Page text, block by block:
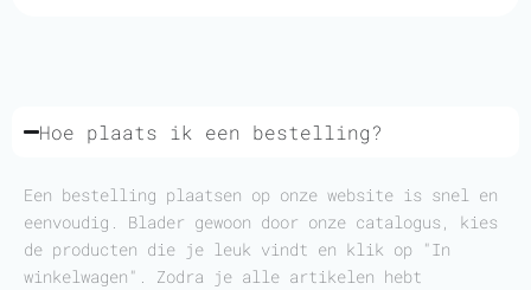
Hoe plaats ik een bestelling?
Een bestelling plaatsen op onze website is snel en
eenvoudig. Blader gewoon door onze catalogus, kies
de producten die je leuk vindt en klik op "In
winkelwagen". Zodra je alle artikelen hebt